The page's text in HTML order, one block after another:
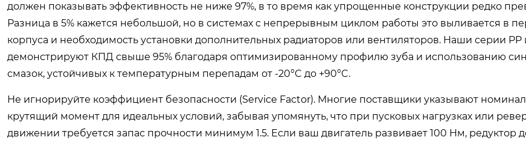
должен показывать эффективность не ниже 97%, в то время как упрощенные конструкции редко
Разница в 5% кажется небольшой, но в системах с непрерывным циклом работы это выливается в
корпуса и необходимость установки дополнительных радиаторов или вентиляторов. Наши серии PP
демонстрируют КПД свыше 95% благодаря оптимизированному профилю зуба и использованию
смазок, устойчивых к температурным перепадам от -20°C до +90°C.
Не игнорируйте коэффициент безопасности (Service Factor). Многие поставщики указывают
крутящий момент для идеальных условий, забывая упомянуть, что при пусковых нагрузках или
движении требуется запас прочности минимум 1.5. Если ваш двигатель развивает 100 Нм, редуктор